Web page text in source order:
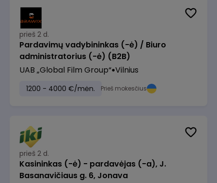
prieš 2 d.
Pardavimų vadybininkas (-ė) / Biuro
administratorius (-ė) (B2B)
UAB „Global Film Group“ Vilnius
1200 - 4000 €/mėn. Prieš mokesčius
prieš 2 d.
Kasininkas (-ė) - pardavėjas (-a), J.
Basanavičiaus g. 6, Jonava